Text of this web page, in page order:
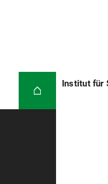
Institut für